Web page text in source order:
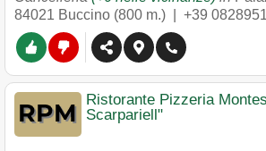
84021 Buccino (800 m.) | +39
Ristorante Pizzeria
Scarpariell"